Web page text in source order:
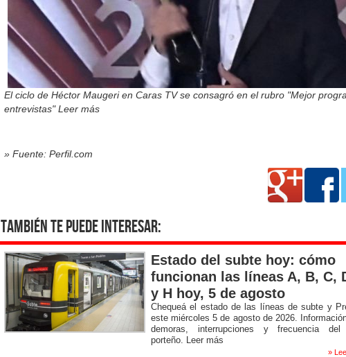
El ciclo de Héctor Maugeri en Caras TV se consagró en el rubro "Mejor
entrevistas" Leer más
» Fuente: Perfil.com
También te puede interesar:
Estado del subte hoy: cómo
funcionan las líneas A, B, C,
y H hoy, 5 de agosto
Chequeá el estado de las líneas de subte y
este miércoles 5 de agosto de 2026.
demoras, interrupciones y frecuencia del
porteño. Leer más
»